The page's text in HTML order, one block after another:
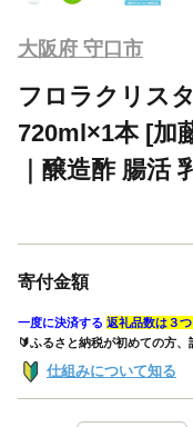
大阪府 守口市
フロラクリス
720ml×1本 [加
｜醸造酢 腸活
寄付金額
一度に決済する 返礼品数は３
🔰ふるさと納税が初めての方
仕組みについて知る